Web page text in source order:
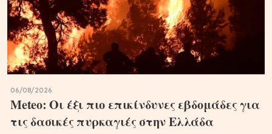
06/08/2026
Meteo: Οι έξι πιο επικίνδυνες εβδομάδες για
τις δασικές πυρκαγιές στην Ελλάδα